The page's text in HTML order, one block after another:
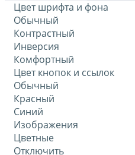
Цвет шрифта и фона
Обычный
Контрастный
Инверсия
Комфортный
Цвет кнопок и ссылок
Обычный
Красный
Синий
Изображения
Цветные
Отключить